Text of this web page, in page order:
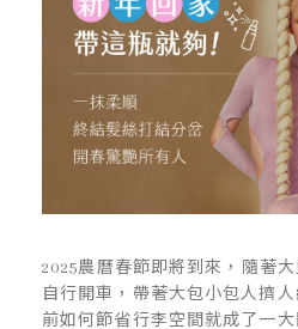
2025農曆春節即將到來，隨著
自行開車，帶著大包小包人擠
前如何節省行李空間就成了一